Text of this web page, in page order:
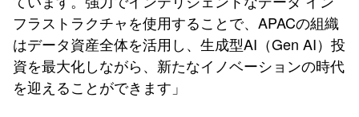
フラストラクチャを使用することで、APACの組織
はデータ資産全体を活用し、生成型AI（Gen AI）投
資を最大化しながら、新たなイノベーションの時代
を迎えることができます」